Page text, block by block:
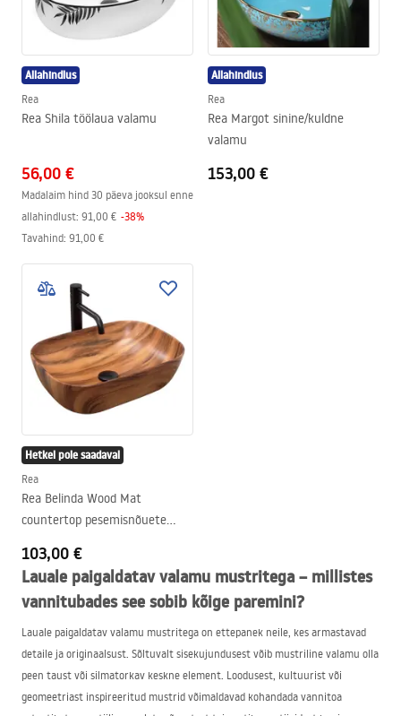
Allahindlus
Rea
Rea Shila töölaua valamu
56,00 €
Madalaim hind 30 päeva jooksul enne
allahindlust: 91,00 € -38%
Tavahind: 91,00 €
Allahindlus
Rea
Rea Margot sinine/kuldne
valamu
153,00 €
Hetkel pole saadaval
Rea
Rea Belinda Wood Mat
countertop pesemisnõuete
103,00 €
Lauale paigaldatav valamu mustritega – millistes
vannitubades see sobib kõige paremini?
Lauale paigaldatav valamu mustritega on ettepanek neile, kes armastavad
detaile ja originaalsust. Sõltuvalt sisekujundusest võib mustriline valamu olla
peen taust või silmatorkav keskne element. Loodusest, kultuurist või
geomeetriast inspireeritud mustrid võimaldavad kohandada vannitoa